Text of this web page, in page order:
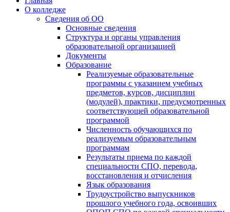
О колледже
Сведения об ОО
Основные сведения
Структура и органы управления
образовательной организацией
Документы
Образование
Реализуемые образовательные
программы с указанием учебных
предметов, курсов, дисциплин
(модулей), практики, предусмотренных
соответствующей образовательной
программой
Численность обучающихся по
реализуемым образовательным
программам
Результаты приема по каждой
специальности СПО, перевода,
восстановления и отчисления
Язык образования
Трудоустройство выпускников
прошлого учебного года, освоивших